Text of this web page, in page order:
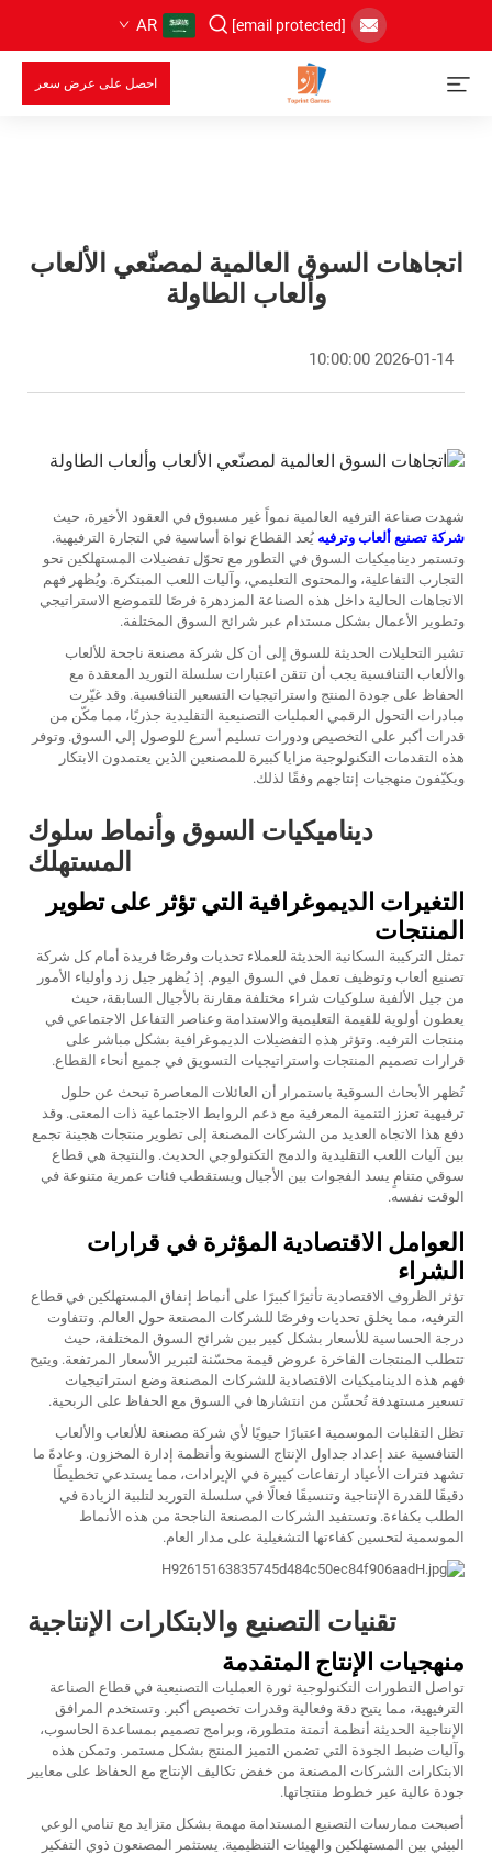
[email protected]
AR
احصل على عرض سعر
اتجاهات السوق العالمية لمصنّعي الألعاب
وألعاب الطاولة
2026-01-14 10:00:00
شهدت صناعة الترفيه العالمية نمواً غير مسبوق في العقود الأخيرة، حيث
شركة تصنيع ألعاب وترفيه يُعد القطاع نواة أساسية في التجارة الترفيهية.
وتستمر ديناميكيات السوق في التطور مع تحوّل تفضيلات المستهلكين نحو
التجارب التفاعلية، والمحتوى التعليمي، وآليات اللعب المبتكرة. ويُظهر فهم
الاتجاهات الحالية داخل هذه الصناعة المزدهرة فرصًا للتموضع الاستراتيجي
وتطوير الأعمال بشكل مستدام عبر شرائح السوق المختلفة.
تشير التحليلات الحديثة للسوق إلى أن كل شركة مصنعة ناجحة للألعاب
والألعاب التنافسية يجب أن تتقن اعتبارات سلسلة التوريد المعقدة مع
الحفاظ على جودة المنتج واستراتيجيات التسعير التنافسية. وقد غيّرت
مبادرات التحول الرقمي العمليات التصنيعية التقليدية جذريًا، مما مكّن من
قدرات أكبر على التخصيص ودورات تسليم أسرع للوصول إلى السوق. وتوفر
هذه التقدمات التكنولوجية مزايا كبيرة للمصنعين الذين يعتمدون الابتكار
ويكيّفون منهجيات إنتاجهم وفقًا لذلك.
ديناميكيات السوق وأنماط سلوك
المستهلك
التغيرات الديموغرافية التي تؤثر على تطوير
المنتجات
تمثل التركيبة السكانية الحديثة للعملاء تحديات وفرصًا فريدة أمام كل شركة
تصنيع ألعاب وتوظيف تعمل في السوق اليوم. إذ يُظهر جيل زد وأولياء الأمور
من جيل الألفية سلوكيات شراء مختلفة مقارنة بالأجيال السابقة، حيث
يعطون أولوية للقيمة التعليمية والاستدامة وعناصر التفاعل الاجتماعي في
منتجات الترفيه. وتؤثر هذه التفضيلات الديموغرافية بشكل مباشر على
قرارات تصميم المنتجات واستراتيجيات التسويق في جميع أنحاء القطاع.
تُظهر الأبحاث السوقية باستمرار أن العائلات المعاصرة تبحث عن حلول
ترفيهية تعزز التنمية المعرفية مع دعم الروابط الاجتماعية ذات المعنى. وقد
دفع هذا الاتجاه العديد من الشركات المصنعة إلى تطوير منتجات هجينة تجمع
بين آليات اللعب التقليدية والدمج التكنولوجي الحديث. والنتيجة هي قطاع
سوقي متنامٍ يسد الفجوات بين الأجيال ويستقطب فئات عمرية متنوعة في
الوقت نفسه.
العوامل الاقتصادية المؤثرة في قرارات
الشراء
تؤثر الظروف الاقتصادية تأثيرًا كبيرًا على أنماط إنفاق المستهلكين في قطاع
الترفيه، مما يخلق تحديات وفرصًا للشركات المصنعة حول العالم. وتتفاوت
درجة الحساسية للأسعار بشكل كبير بين شرائح السوق المختلفة، حيث
تتطلب المنتجات الفاخرة عروض قيمة محسّنة لتبرير الأسعار المرتفعة. ويتيح
فهم هذه الديناميكيات الاقتصادية للشركات المصنعة وضع استراتيجيات
تسعير مستهدفة تُحسِّن من انتشارها في السوق مع الحفاظ على الربحية.
تظل التقلبات الموسمية اعتبارًا حيويًا لأي شركة مصنعة للألعاب والألعاب
التنافسية عند إعداد جداول الإنتاج السنوية وأنظمة إدارة المخزون. وعادةً ما
تشهد فترات الأعياد ارتفاعات كبيرة في الإيرادات، مما يستدعي تخطيطًا
دقيقًا للقدرة الإنتاجية وتنسيقًا فعالًا في سلسلة التوريد لتلبية الزيادة في
الطلب بكفاءة. وتستفيد الشركات المصنعة الناجحة من هذه الأنماط
الموسمية لتحسين كفاءتها التشغيلية على مدار العام.
تقنيات التصنيع والابتكارات الإنتاجية
منهجيات الإنتاج المتقدمة
تواصل التطورات التكنولوجية ثورة العمليات التصنيعية في قطاع الصناعة
الترفيهية، مما يتيح دقة وفعالية وقدرات تخصيص أكبر. وتستخدم المرافق
الإنتاجية الحديثة أنظمة أتمتة متطورة، وبرامج تصميم بمساعدة الحاسوب،
وآليات ضبط الجودة التي تضمن التميز المنتج بشكل مستمر. وتمكن هذه
الابتكارات الشركات المصنعة من خفض تكاليف الإنتاج مع الحفاظ على معايير
جودة عالية عبر خطوط منتجاتها.
أصبحت ممارسات التصنيع المستدامة مهمة بشكل متزايد مع تنامي الوعي
البيئي بين المستهلكين والهيئات التنظيمية. يستثمر المصنعون ذوي التفكير